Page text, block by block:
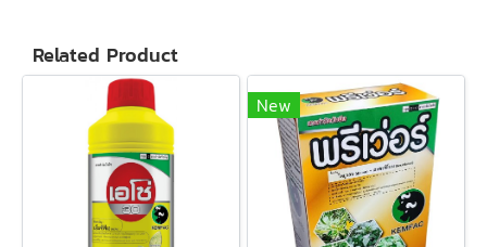
Related Product
New